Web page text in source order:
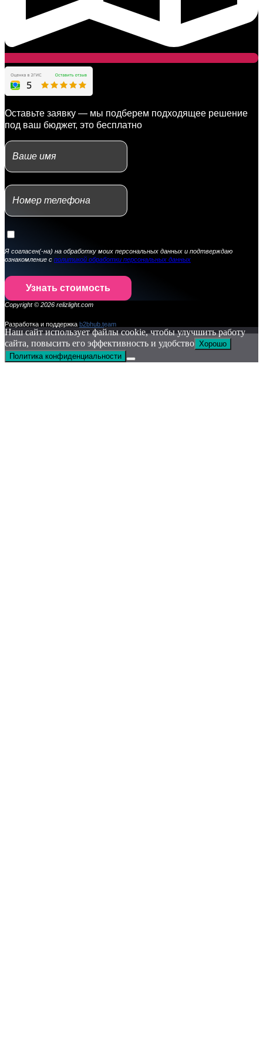
Оставьте заявку — мы подберем подходящее решение
под ваш бюджет, это бесплатно
Я согласен(-на) на обработку моих персональных данных и подтверждаю
ознакомление с политикой обработки персональных данных
Узнать стоимость
Copyright © 2026 relizlight.com
Разработка и поддержка b2bhub.team
Наш сайт использует файлы cookie, чтобы улучшить работу
сайта, повысить его эффективность и удобство Хорошо
Политика конфиденциальности